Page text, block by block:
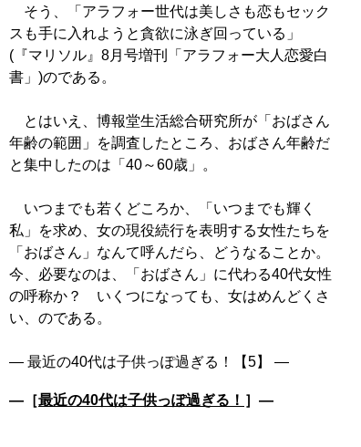
そう、「アラフォー世代は美しさも恋もセック
スも手に入れようと貪欲に泳ぎ回っている」
(『マリソル』8月号増刊「アラフォー大人恋愛白
書」)のである。
とはいえ、博報堂生活総合研究所が「おばさん
年齢の範囲」を調査したところ、おばさん年齢だ
と集中したのは「40～60歳」。
いつまでも若くどころか、「いつまでも輝く
私」を求め、女の現役続行を表明する女性たちを
「おばさん」なんて呼んだら、どうなることか。
今、必要なのは、「おばさん」に代わる40代女性
の呼称か？ いくつになっても、女はめんどくさ
い、のである。
―［最近の40代は子供っぽ過ぎる！ ］―